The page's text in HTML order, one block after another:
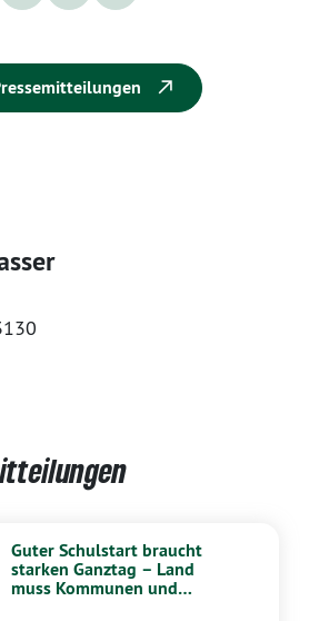
Guter Schulstart braucht
starken Ganztag – Land
muss Kommunen und